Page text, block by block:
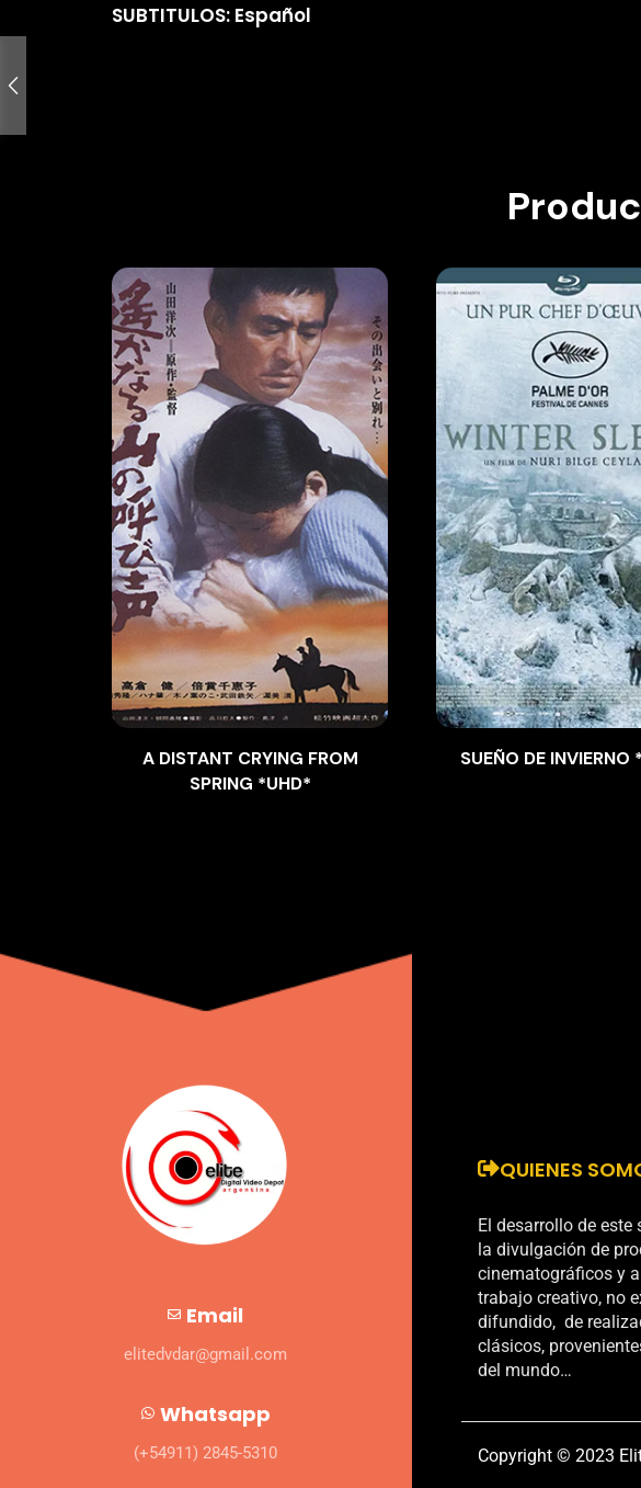
SUBTITULOS: Español
A DISTANT CRYING FROM
SPRING *UHD*
SUEÑO DE INVIERNO
Email
elitedvdar@gmail.com
Whatsapp
(+54911) 2845-5310
QUIENES
El desarrollo de
la divulgación de
cinematográficos y
trabajo creativo, no
difundido, de
clásicos,
del mundo…
Copyright © 2023